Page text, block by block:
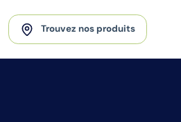
Trouvez nos produits